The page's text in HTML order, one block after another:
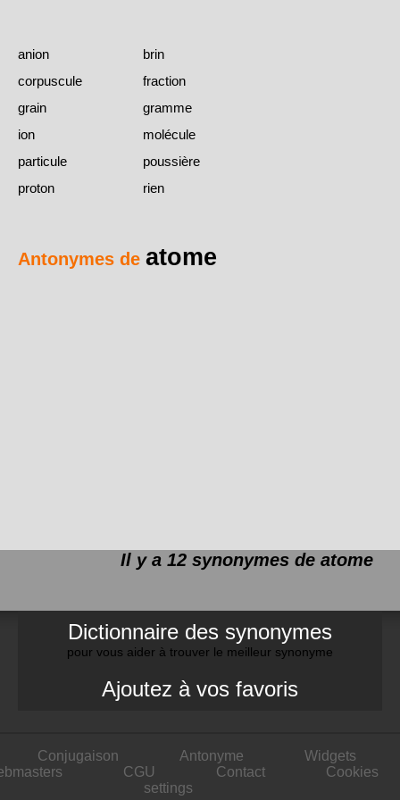
anion
brin
corpuscule
fraction
grain
gramme
ion
molécule
particule
poussière
proton
rien
Antonymes de atome
Il y a 12 synonymes de atome
Dictionnaire des synonymes
pour vous aider à trouver le meilleur synonyme
Ajoutez à vos favoris
Conjugaison Antonyme
Widgets
CGU Contact
Cookies
settings